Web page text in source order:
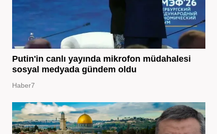
Putin'in canlı yayında mikrofon müdahalesi
sosyal medyada gündem oldu
Haber7